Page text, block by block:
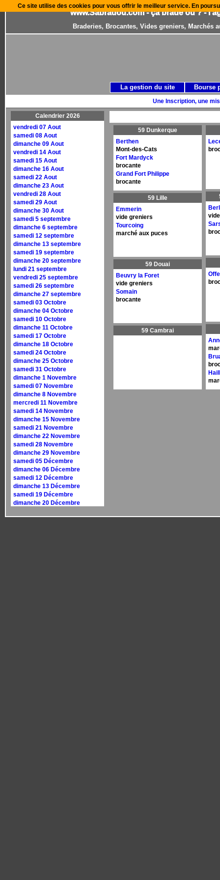
www.Sabradou.com - ça brade où ? -
Braderies, Brocantes, Vides greniers, Marchés
Une Inscription, une
Calendrier 2026
vendredi 07 Aout
samedi 08 Aout
dimanche 09 Aout
vendredi 14 Aout
samedi 15 Aout
dimanche 16 Aout
samedi 22 Aout
dimanche 23 Aout
vendredi 28 Aout
samedi 29 Aout
dimanche 30 Aout
samedi 5 septembre
dimanche 6 septembre
samedi 12 septembre
dimanche 13 septembre
samedi 19 septembre
dimanche 20 septembre
lundi 21 septembre
vendredi 25 septembre
samedi 26 septembre
dimanche 27 septembre
samedi 03 Octobre
dimanche 04 Octobre
samedi 10 Octobre
dimanche 11 Octobre
samedi 17 Octobre
dimanche 18 Octobre
samedi 24 Octobre
dimanche 25 Octobre
samedi 31 Octobre
dimanche 1 Novembre
samedi 07 Novembre
dimanche 8 Novembre
mercredi 11 Novembre
samedi 14 Novembre
dimanche 15 Novembre
samedi 21 Novembre
dimanche 22 Novembre
samedi 28 Novembre
dimanche 29 Novembre
samedi 05 Décembre
dimanche 06 Décembre
samedi 12 Décembre
dimanche 13 Décembre
samedi 19 Décembre
dimanche 20 Décembre
59 Dunkerque
Berthen
Mont-des-Cats
Fort Mardyck
brocante
Grand Fort Philippe
brocante
59 Lille
Emmerin
vide greniers
Tourcoing
marché aux puces
59 Douai
Beuvry la Foret
vide greniers
Somain
brocante
59 Cambrai
La gestion du site Bourse
Ce site utilise des cookies pour vous offrir le meilleur service. En